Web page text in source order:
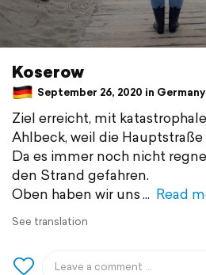
Koserow
September 26, 2020 in Germany
Ziel erreicht, mit
Ahlbeck, weil die
Da es immer noch nicht
den Strand gefahren.
Oben haben wir uns
Read
See translation